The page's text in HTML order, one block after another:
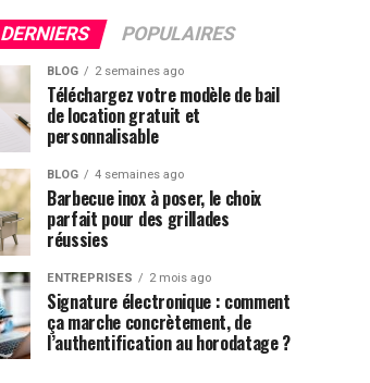
DERNIERS POPULAIRES
BLOG 2 semaines ago
Téléchargez votre modèle de bail
de location gratuit et
personnalisable
BLOG 4 semaines ago
Barbecue inox à poser, le choix
parfait pour des grillades
réussies
ENTREPRISES 2 mois ago
Signature électronique : comment
ça marche concrètement, de
l’authentification au horodatage ?